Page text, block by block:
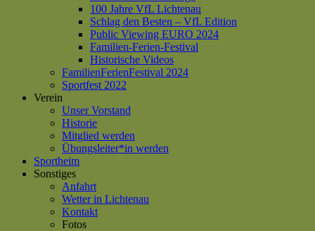
100 Jahre VfL Lichtenau
Schlag den Besten – VfL Edition
Public Viewing EURO 2024
Familien-Ferien-Festival
Historische Videos
FamilienFerienFestival 2024
Sportfest 2022
Verein
Unser Vorstand
Historie
Mitglied werden
Übungsleiter*in werden
Sportheim
Sonstiges
Anfahrt
Wetter in Lichtenau
Kontakt
Fotos